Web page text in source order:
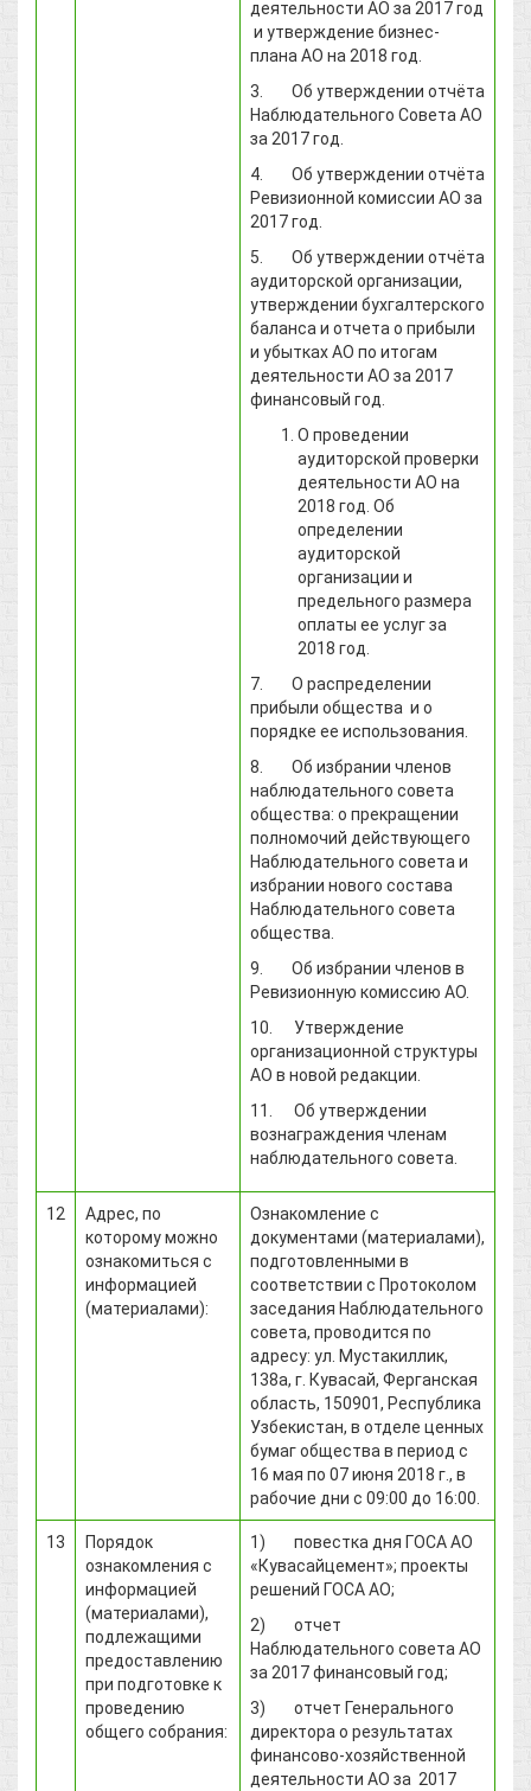
деятельности АО за 2017 год
и утверждение бизнес-
плана АО на 2018 год.
3. Об утверждении отчёта
Наблюдательного Совета АО
за 2017 год.
4. Об утверждении отчёта
Ревизионной комиссии АО за
2017 год.
5. Об утверждении отчёта
аудиторской организации,
утверждении бухгалтерского
баланса и отчета о прибыли
и убытках АО по итогам
деятельности АО за 2017
финансовый год.
О проведении
аудиторской проверки
деятельности АО на
2018 год. Об
определении
аудиторской
организации и
предельного размера
оплаты ее услуг за
2018 год.
7. О распределении
прибыли общества и о
порядке ее использования.
8. Об избрании членов
наблюдательного совета
общества: о прекращении
полномочий действующего
Наблюдательного совета и
избрании нового состава
Наблюдательного совета
общества.
9. Об избрании членов в
Ревизионную комиссию АО.
10. Утверждение
организационной структуры
АО в новой редакции.
11. Об утверждении
вознаграждения членам
наблюдательного совета.
12
Адрес, по
которому можно
ознакомиться с
информацией
(материалами):
Ознакомление с
документами (материалами),
подготовленными в
соответствии с Протоколом
заседания Наблюдательного
совета, проводится по
адресу: ул. Мустакиллик,
138а, г. Кувасай, Ферганская
область, 150901, Республика
Узбекистан, в отделе ценных
бумаг общества в период с
16 мая по 07 июня 2018 г., в
рабочие дни с 09:00 до 16:00.
13
Порядок
ознакомления с
информацией
(материалами),
подлежащими
предоставлению
при подготовке к
проведению
общего собрания:
1) повестка дня ГОСА АО
«Кувасайцемент»; проекты
решений ГОСА АО;
2) отчет
Наблюдательного совета АО
за 2017 финансовый год;
3) отчет Генерального
директора о результатах
финансово-хозяйственной
деятельности АО за 2017